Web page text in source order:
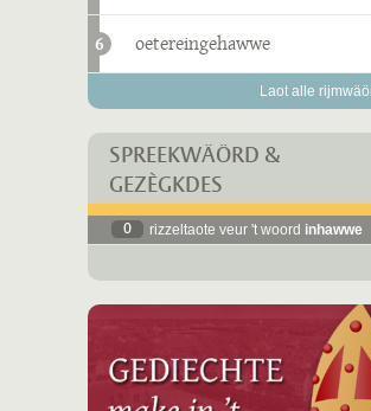
6 oetereingehawwe
Laot alle
SPREEKWÄÖRD &
GEZÈGKDES
0 rizzeltaote veur 't woord inhawwe